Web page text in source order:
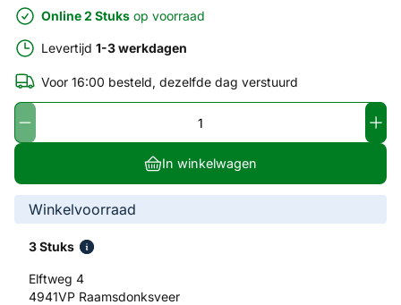
Online 2 Stuks op voorraad
Levertijd 1-3 werkdagen
Voor 16:00 besteld, dezelfde dag verstuurd
In winkelwagen
Winkelvoorraad
3 Stuks
Elftweg 4
4941VP Raamsdonksveer